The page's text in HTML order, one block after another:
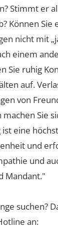
Stimmt er
Können Sie
nicht mit
einem
Sie ruhig
auf.
von
Sie
ist eine
und
und
Mandant."
suchen?
an: